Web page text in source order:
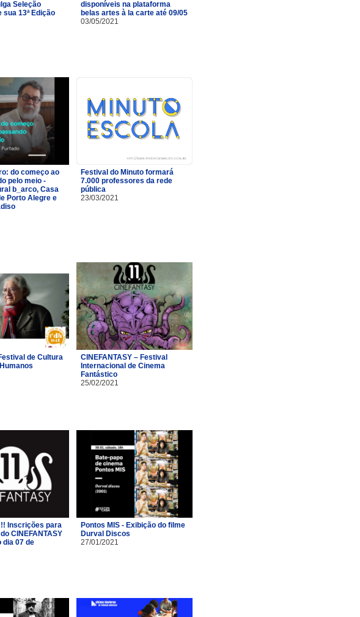
Seleção
13ª Edição
disponíveis na plataforma
belas artes à la carte até 09/05
03/05/2021
do começo ao
pelo meio -
b_arco, Casa
Porto Alegre e
Festival do Minuto formará
7.000 professores da rede
pública
23/03/2021
de Cultura
CINEFANTASY – Festival
Internacional de Cinema
Fantástico
25/02/2021
Inscrições para
CINEFANTASY
dia 07 de
Pontos MIS - Exibição do filme
Durval Discos
27/01/2021